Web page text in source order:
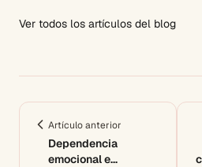
Ver todos los artículos del blog
Artículo anterior
Dependencia
emocional e